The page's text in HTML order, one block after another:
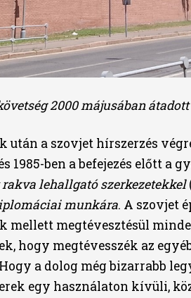
2000 májusában
után a szovjet hírszerzés
1985-ben a befejezés előtt
lehallgató szerkezetekkel
munkára. A szovjet
mellett megtévesztésül
hogy megtévesszék az
a dolog még bizarrabb
egy használaton kívüli,